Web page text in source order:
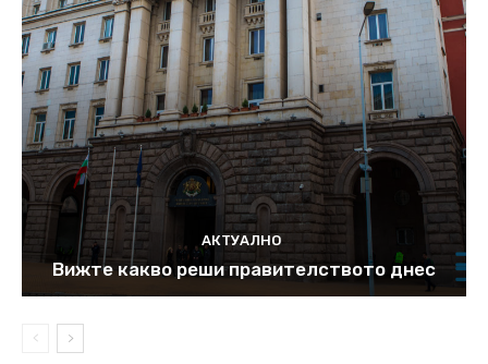
АКТУАЛНО
Вижте какво реши правителството днес